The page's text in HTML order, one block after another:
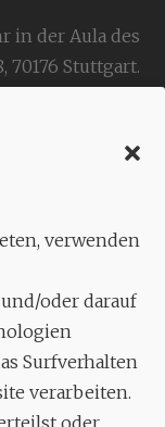
verwenden
oder darauf
Surfverhalten
verarbeiten.
oder
in der Aula des
70176 Stuttgart.